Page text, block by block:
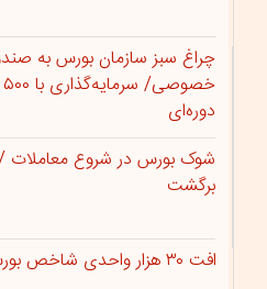
چراغ سبز سازمان بورس به
دوره‌ای
شوک بورس در شروع معاملات /
برگشت
افت ۳۰ هزار واحدی شاخص بورس؛ نماگر هم‌وزن سبز ماند